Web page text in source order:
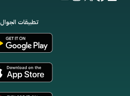
تطبيقات الجوال